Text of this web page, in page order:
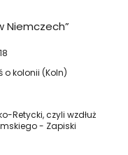
Niemczech”
o kolonii (Koln)
Retycki, czyli wzdłuż
- Zapiski